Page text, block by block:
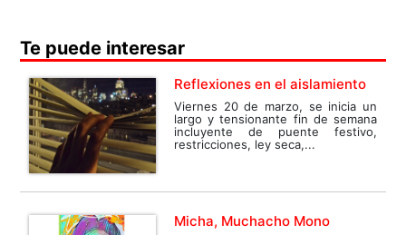
Te puede interesar
Reflexiones en el aislamiento
Viernes 20 de marzo, se inicia un
largo y tensionante fin de semana
incluyente de puente festivo,
restricciones, ley seca,...
Micha, Muchacho Mono